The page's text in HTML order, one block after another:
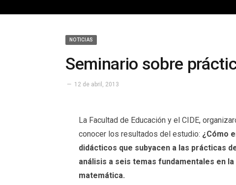
NOTICIAS
Seminario sobre
12 de abril, 2013
La Facultad de Educación y el CIDE,
conocer los resultados del estudio: ¿Cómo
didácticos que subyacen a las prácticas
análisis a seis temas fundamentales en
matemática.